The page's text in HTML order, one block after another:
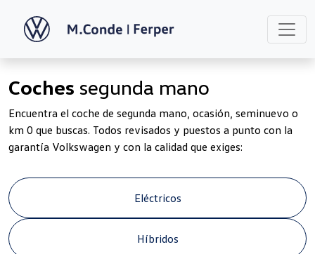
Coches segunda mano
Encuentra el coche de segunda mano, ocasión, seminuevo o
km 0 que buscas. Todos revisados y puestos a punto con la
garantía Volkswagen y con la calidad que exiges:
Eléctricos
Híbridos